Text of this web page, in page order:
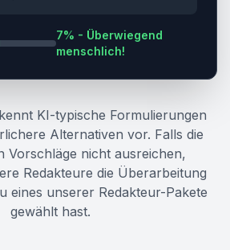
7% - Überwiegend
menschlich!
KI-typische Formulierungen
Alternativen vor. Falls die
Vorschläge nicht ausreichen,
Redakteure die Überarbeitung
eines unserer Redakteur-Pakete
gewählt hast.